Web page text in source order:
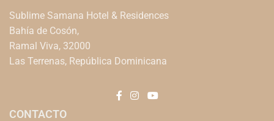
Sublime Samana Hotel & Residences
Bahía de Cosón,
Ramal Viva, 32000
Las Terrenas, República Dominicana
CONTACTO